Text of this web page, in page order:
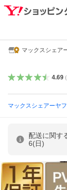
マックスシェア
4.69
マックスシェアーヤ
配送に関す
6(日)